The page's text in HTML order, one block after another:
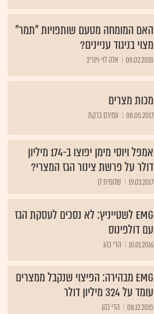
האם המומחה מטעם שותפויות "תמר"
מצוי בניגוד עניינים?
08.02.2018 אלה לוי-וינריב
מכות מצרים
08.05.2017 עמירם ברקת
אמפל ויוסי מימן יפוצו ב-174 מיליון
דולר על פרשת צינור הגז המצרי?
19.03.2017 שלומית לן
EMG לשטייניץ: לא נסכים לעסקת הגז
עם דולפינוס
10.01.2016 הדי כהן
EMG מבהירה: הפיצוי שנקבל ממצרים
עומד על 324 מיליון דולר
08.12.2015 הדי כהן